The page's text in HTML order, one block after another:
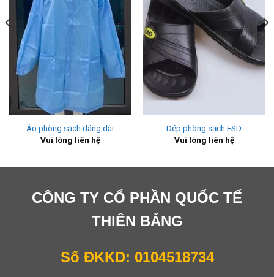
Áo phòng sạch dáng dài
Vui lòng liên hệ
Dép phòng sạch ESD
Vui lòng liên hệ
CÔNG TY CỔ PHẦN QUỐC TẾ
THIÊN BẰNG
Số ĐKKD: 0104518734